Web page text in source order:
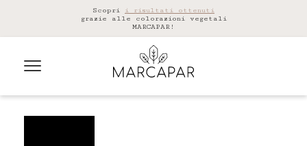
Scopri i risultati ottenuti
grazie alle colorazioni vegetali
MARCAPAR!